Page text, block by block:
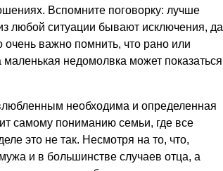
Вспомните поговорку: лучше
любой ситуации бывают исключения, да
важно помнить, что рано или
недомолвка может показаться
необходима и определенная
самому пониманию семьи, где все
это не так. Несмотря на то, что,
и в большинстве случаев отца, а